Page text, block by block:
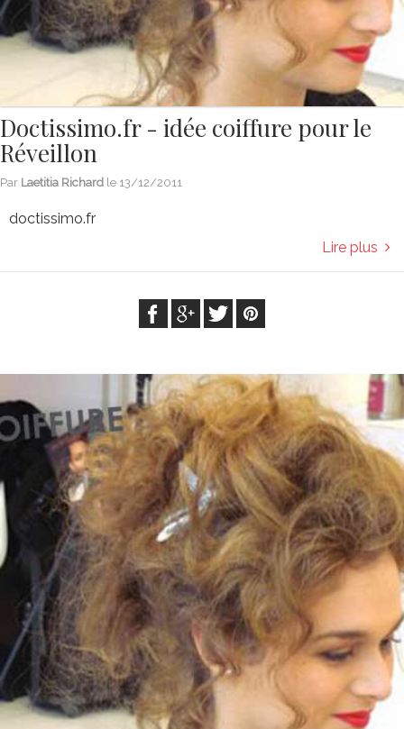
Doctissimo.fr - idée coiffure pour le
Réveillon
Par Laetitia Richard le 13/12/2011
doctissimo.fr
Lire plus